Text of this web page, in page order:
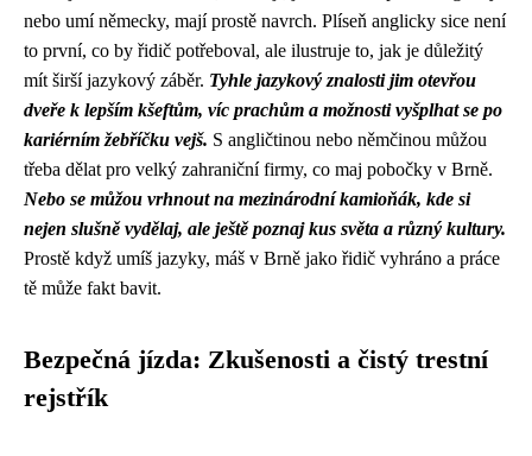
nebo umí německy, mají prostě navrch. Plíseň anglicky sice není
to první, co by řidič potřeboval, ale ilustruje to, jak je důležitý
mít širší jazykový záběr. Tyhle jazykový znalosti jim otevřou
dveře k lepším kšeftům, víc prachům a možnosti vyšplhat se po
kariérním žebříčku vejš. S angličtinou nebo němčinou můžou
třeba dělat pro velký zahraniční firmy, co maj pobočky v Brně.
Nebo se můžou vrhnout na mezinárodní kamioňák, kde si
nejen slušně vydělaj, ale ještě poznaj kus světa a různý kultury.
Prostě když umíš jazyky, máš v Brně jako řidič vyhráno a práce
tě může fakt bavit.
Bezpečná jízda: Zkušenosti a čistý trestní
rejstřík